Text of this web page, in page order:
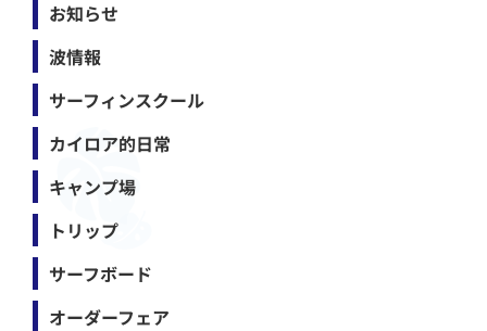
お知らせ
波情報
サーフィンスクール
カイロア的日常
キャンプ場
トリップ
サーフボード
オーダーフェア